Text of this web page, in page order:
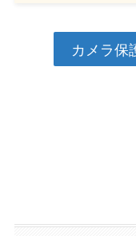
カメラ保